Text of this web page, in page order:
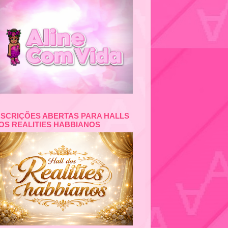
ABERTAS PARA HALLS
REALITIES HABBIANOS